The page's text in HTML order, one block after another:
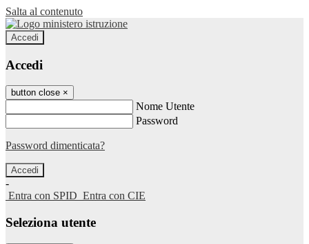
Salta al contenuto
Accedi
Accedi
button close ×
Nome Utente
Password
Password dimenticata?
-
Entra con SPID Entra con CIE
Seleziona utente